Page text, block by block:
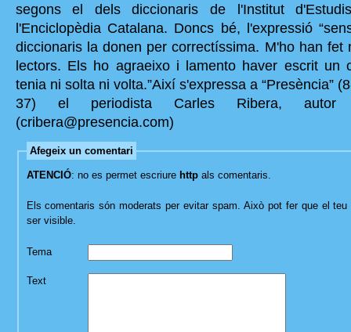
segons el dels diccionaris de l'Institut
l'Enciclopèdia Catalana. Doncs bé, l'expressió
diccionaris la donen per correctíssima. M'ho han fet
lectors. Els ho agraeixo i lamento haver escrit un
tenia ni solta ni volta.”Així s'expressa a “Presència”
37) el periodista Carles Ribera, autor
(cribera@presencia.com)
Afegeix un comentari
ATENCIÓ: no es permet escriure httpals comentaris.
Els comentaris són moderats per evitar spam. Això pot fer que el
ser visible.
Tema
Text